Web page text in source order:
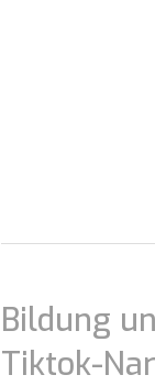
Bildung
Tiktok-